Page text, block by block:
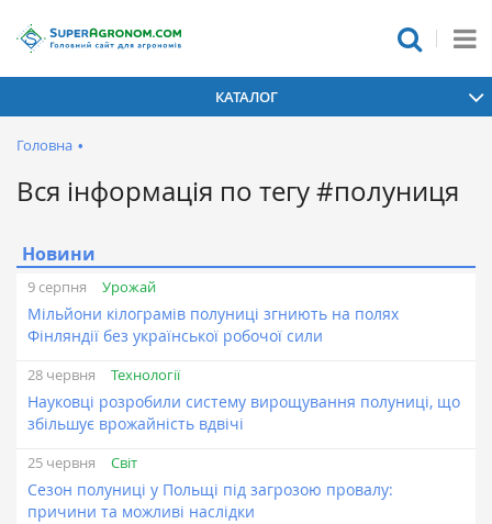
КАТАЛОГ
Головна •
Вся інформація по тегу #полуниця
Новини
9 серпня Урожай
Мільйони кілограмів полуниці згниють на полях
Фінляндії без української робочої сили
28 червня Технології
Науковці розробили систему вирощування полуниці, що
збільшує врожайність вдвічі
25 червня Світ
Сезон полуниці у Польщі під загрозою провалу:
причини та можливі наслідки